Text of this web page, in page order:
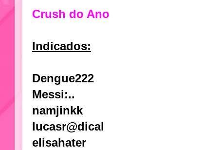
Crush do Ano
Indicados:
Dengue222
Messi:..
namjinkk
lucasr@dical
elisahater